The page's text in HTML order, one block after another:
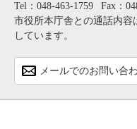
Tel：048-463-1759
Fax：
市役所本庁舎との通話内
しています。
メールでのお問い合